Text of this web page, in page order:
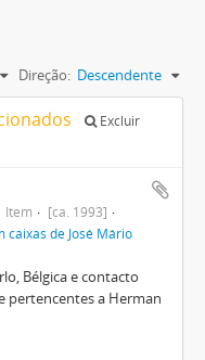
Direção: Descendente
Excluir
Item
[ca. 1993]
caixas de José Mário
Bélgica e contacto
pertencentes a Herman